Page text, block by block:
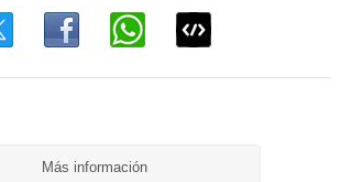
Más información